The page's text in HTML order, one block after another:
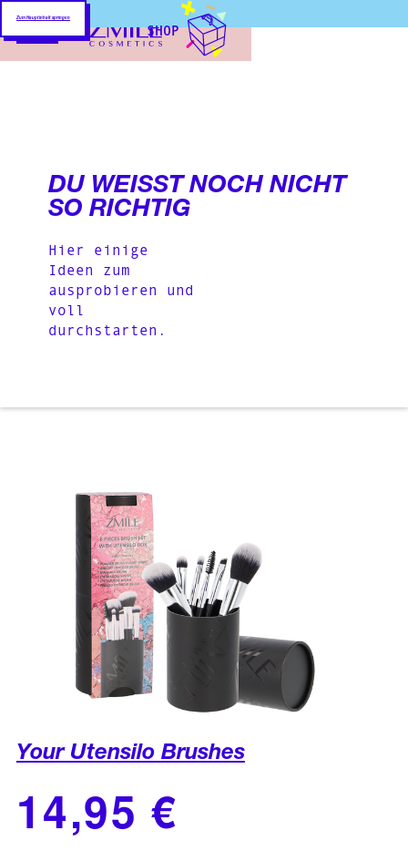
Zum Hauptinhalt springen
SHOP
DU WEISST NOCH NICHT S
O RICHTIG
Hier einige
Ideen zum
ausprobieren und
voll
durchstarten.
Your Utensilo Brushes